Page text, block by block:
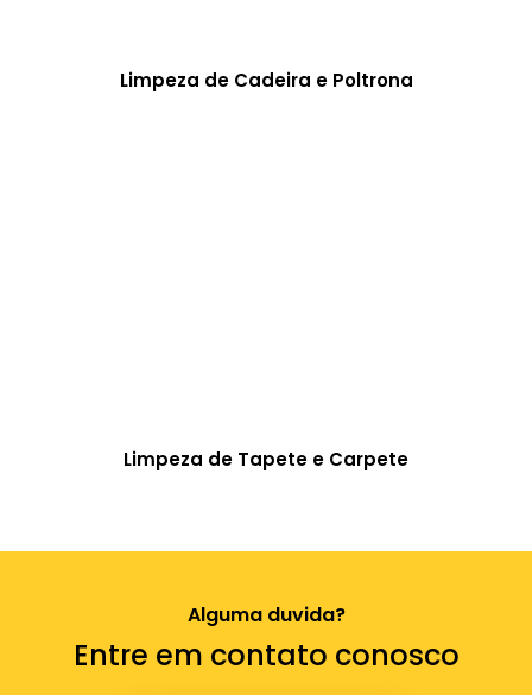
Limpeza de Cadeira e Poltrona
Limpeza de Tapete e Carpete
Alguma duvida?
Entre em contato conosco